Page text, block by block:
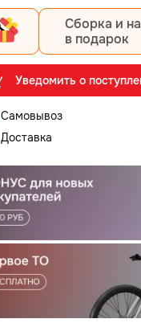
Сборка и
в подарок
Уведомить о
Самовывоз
Доставка